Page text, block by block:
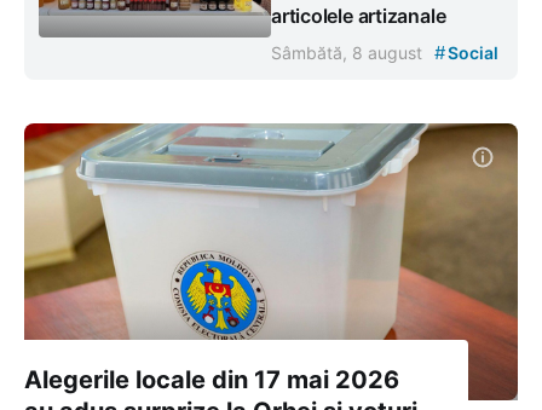
articolele artizanale
Sâmbătă, 8 august #Social
Alegerile locale din 17 mai 2026